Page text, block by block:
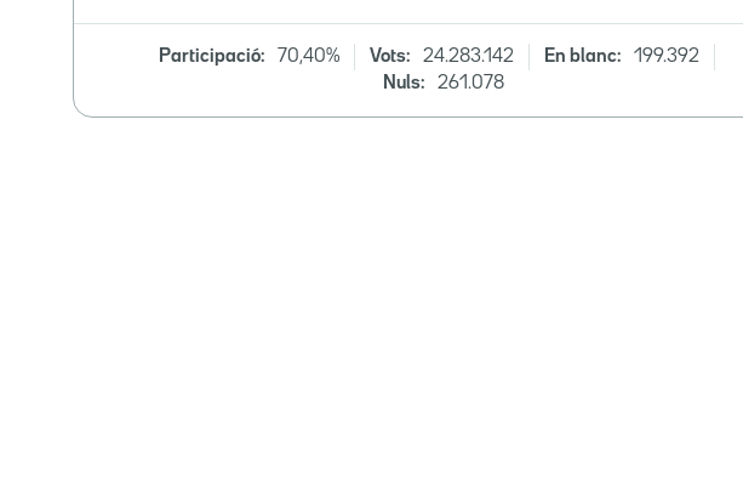
Participació: 70,40% Vots: 24.283.142 En blanc:
199.392
Nuls:
261.078